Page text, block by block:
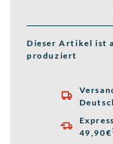
Dieser Artikel ist
produziert


49,90€